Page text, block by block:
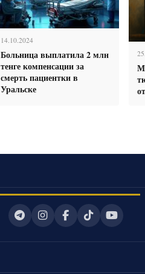
14.10.2024
Больница выплатила 2 млн
тенге компенсации за
смерть пациентки в
Уральске